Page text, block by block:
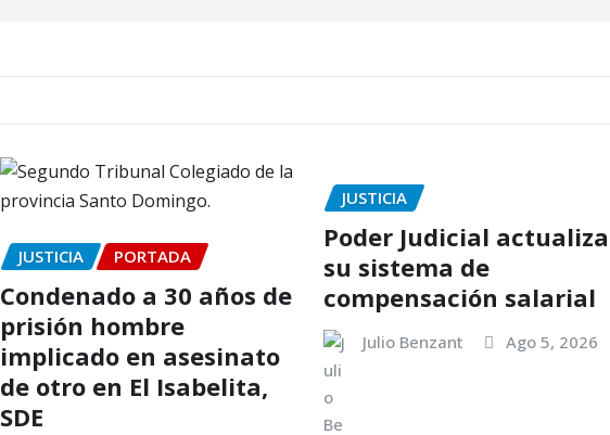
JUSTICIA PORTADA
Condenado a 30 años de
prisión hombre
implicado en asesinato
de otro en El Isabelita,
SDE
JUSTICIA
Poder Judicial actualiza
su sistema de
compensación salarial
Julio Benzant Ago 5, 2026